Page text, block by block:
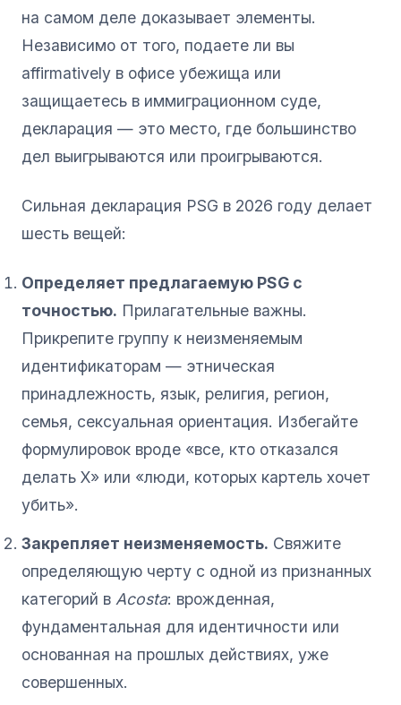
на самом деле доказывает элементы.
Независимо от того, подаете ли вы
affirmatively в офисе убежища или
защищаетесь в иммиграционном суде,
декларация — это место, где большинство
дел выигрываются или проигрываются.
Сильная декларация PSG в 2026 году делает
шесть вещей:
Определяет предлагаемую PSG с
точностью. Прилагательные важны.
Прикрепите группу к неизменяемым
идентификаторам — этническая
принадлежность, язык, религия, регион,
семья, сексуальная ориентация. Избегайте
формулировок вроде «все, кто отказался
делать X» или «люди, которых картель хочет
убить».
Закрепляет неизменяемость. Свяжите
определяющую черту с одной из признанных
категорий в Acosta: врожденная,
фундаментальная для идентичности или
основанная на прошлых действиях, уже
совершенных.